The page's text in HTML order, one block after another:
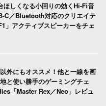
ほしくなる小回りの効くHi-Fi音
C／Bluetooth対応のクリエイテ
」アクティブスピーカーをチェ
外にもオススメ！他と一線を画
と使い勝手のゲーミングチェ
「Master Rex／Neo」レビュ